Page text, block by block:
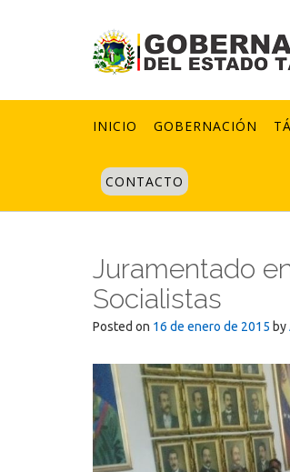
INICIO GOBERNACIÓN
CONTACTO
Juramentado
Socialistas
Posted on 16 de enero de 2015 by